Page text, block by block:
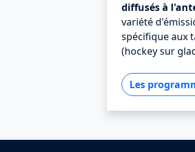
diffusés à
variété
spécifique aux
(hockey sur
Les